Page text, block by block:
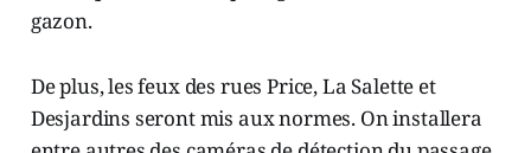
gazon.
De plus, les feux des rues Price, La Salette et
Desjardins seront mis aux normes. On installera